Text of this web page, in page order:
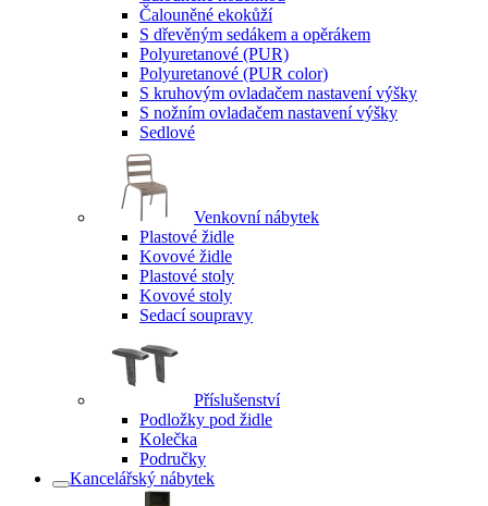
Čalouněné ekokůží
S dřevěným sedákem a opěrákem
Polyuretanové (PUR)
Polyuretanové (PUR color)
S kruhovým ovladačem nastavení výšky
S nožním ovladačem nastavení výšky
Sedlové
Venkovní nábytek
Plastové židle
Kovové židle
Plastové stoly
Kovové stoly
Sedací soupravy
Příslušenství
Podložky pod židle
Kolečka
Područky
Kancelářský nábytek